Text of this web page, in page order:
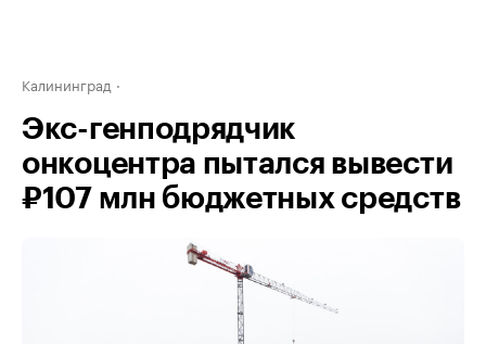
Калининград
Экс-генподрядчик
онкоцентра пытался вывести
₽107 млн бюджетных средств